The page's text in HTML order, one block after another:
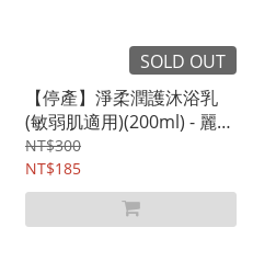
SOLD OUT
【停產】淨柔潤護沐浴乳
(敏弱肌適用)(200ml) - 麗柏
有機neobio
NT$300
NT$185